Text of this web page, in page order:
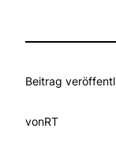
Beitrag
vonRT